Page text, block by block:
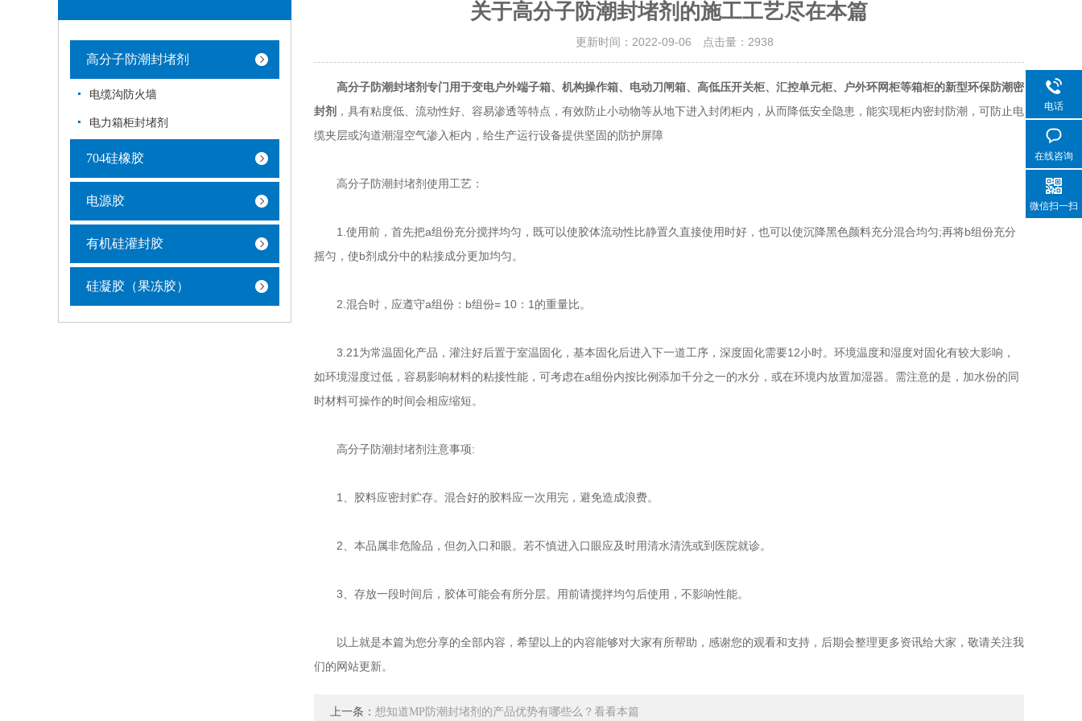
高分子防潮封堵剂
电缆沟防火墙
电力箱柜封堵剂
704硅橡胶
电源胶
有机硅灌封胶
硅凝胶（果冻胶）
关于高分子防潮封堵剂的施工工艺尽在本篇
更新时间：2022-09-06 点击量： 2938
高分子防潮封堵剂专门用于变电户外端子箱、机构操作箱、电动刀闸箱、高低压开关柜、汇控单元柜、户外环网柜等箱柜的新型环保防潮密
封剂 ，具有粘度低、流动性好、容易渗透等特点，有效防止小动物等从地下进入封闭柜内，从而降低安全隐患，能实现柜内密封防潮，可防止电
缆夹层或沟道潮湿空气渗入柜内，给生产运行设备提供坚固的防护屏障
高分子防潮封堵剂使用工艺：
1.使用前，首先把a组份充分搅拌均匀，既可以使胶体流动性比静置久直接使用时好，也可以使沉降黑色颜料充分混合均匀;再将b组份充分
摇匀，使b剂成分中的粘接成分更加均匀。
2.混合时，应遵守a组份：b组份= 10：1的重量比。
3.21为常温固化产品，灌注好后置于室温固化，基本固化后进入下一道工序，深度固化需要12小时。环境温度和湿度对固化有较大影响，
如环境湿度过低，容易影响材料的粘接性能，可考虑在a组份内按比例添加千分之一的水分，或在环境内放置加湿器。需注意的是，加水份的同
时材料可操作的时间会相应缩短。
高分子防潮封堵剂注意事项:
1、胶料应密封贮存。混合好的胶料应一次用完，避免造成浪费。
2、本品属非危险品，但勿入口和眼。若不慎进入口眼应及时用清水清洗或到医院就诊。
3、存放一段时间后，胶体可能会有所分层。用前请搅拌均匀后使用，不影响性能。
以上就是本篇为您分享的全部内容，希望以上的内容能够对大家有所帮助，感谢您的观看和支持，后期会整理更多资讯给大家，敬请关注我
们的网站更新。
上一条： 想知道MP防潮封堵剂的产品优势有哪些么？看看本篇
电话
在线咨询
微信扫一扫